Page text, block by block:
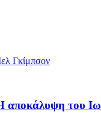
Γκίμπσον
του